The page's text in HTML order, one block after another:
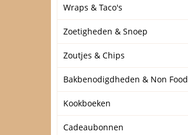
Wraps & Taco's
Zoetigheden & Snoep
Zoutjes & Chips
Bakbenodigdheden & Non Food
Kookboeken
Cadeaubonnen